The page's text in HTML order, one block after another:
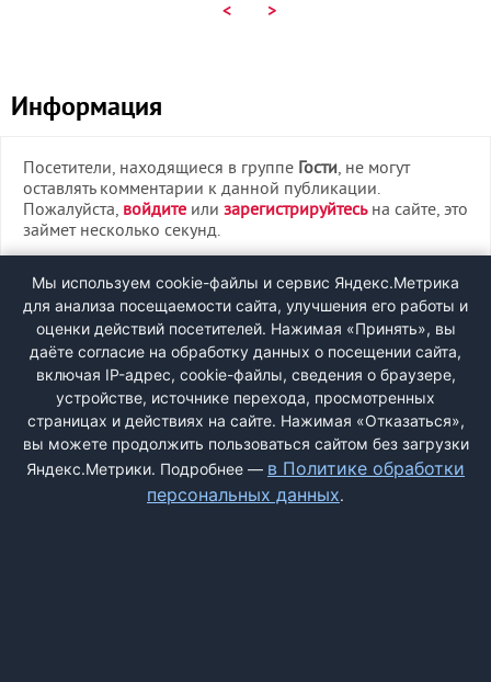
< >
Информация
Посетители, находящиеся в группе Гости, не могут
оставлять комментарии к данной публикации.
Пожалуйста, войдите или зарегистрируйтесьна сайте, это
займет несколько секунд.
ВХОД
РЕГИСТРАЦИЯ
Быстрая регистрациячерез соцсети:
Мы используем cookie-файлы и сервис Яндекс.Метрика
для анализа посещаемости сайта, улучшения его работы и
оценки действий посетителей. Нажимая «Принять», вы
даёте согласие на обработку данных о посещении сайта,
включая IP-адрес, cookie-файлы, сведения о браузере,
устройстве, источнике перехода, просмотренных
страницах и действиях на сайте. Нажимая «Отказаться»,
вы можете продолжить пользоваться сайтом без загрузки
Яндекс.Метрики. Подробнее — в Политике обработки
персональных данных.